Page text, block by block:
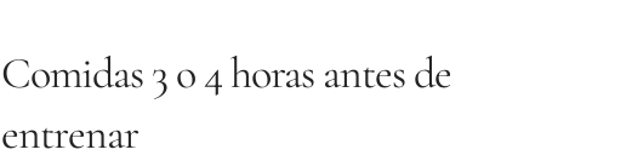
Comidas 3 o 4 horas antes de
entrenar